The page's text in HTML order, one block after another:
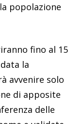
popolazione
fino al 15
la
avvenire solo
di apposite
delle